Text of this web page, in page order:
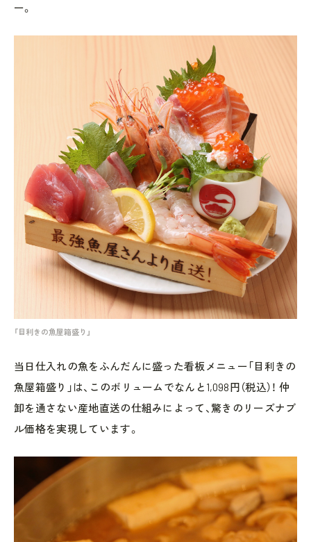
ー。
「目利きの魚屋箱盛り」
当日仕入れの魚をふんだんに盛った看板メニュー「目利きの
魚屋箱盛り」は、このボリュームでなんと1,098円（税込）！ 仲
卸を通さない産地直送の仕組みによって、驚きのリーズナブ
ル価格を実現しています。